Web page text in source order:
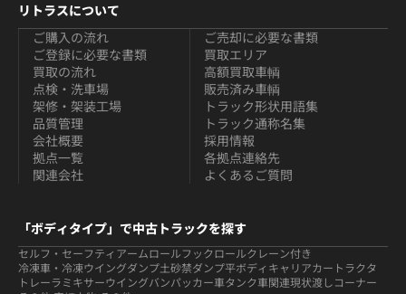
リトラスについて
ご購入の流れ
ご登録に必要な書類
買取の流れ
ご売却に必要な書類
買取エリア
高額買取車輌
点検・洗車場
架修・架装工場
品質管理
販売済み車輌
トラック形状用語集
トラック通称名集
会社概要
拠点一覧
関連会社
採用情報
各拠点連絡先
よくあるご質問
「ボディタイプ」で中古トラックを探す
セルフ・セーフティ アームロールフックロールクレーン付き
冷凍車・冷凍ウイングダンプ土砂禁ダンプ平ボディ キャリアカー トラクタ
トレーラ ミキサーウイングバンパッカー車タンク車関連現状渡しコーナー